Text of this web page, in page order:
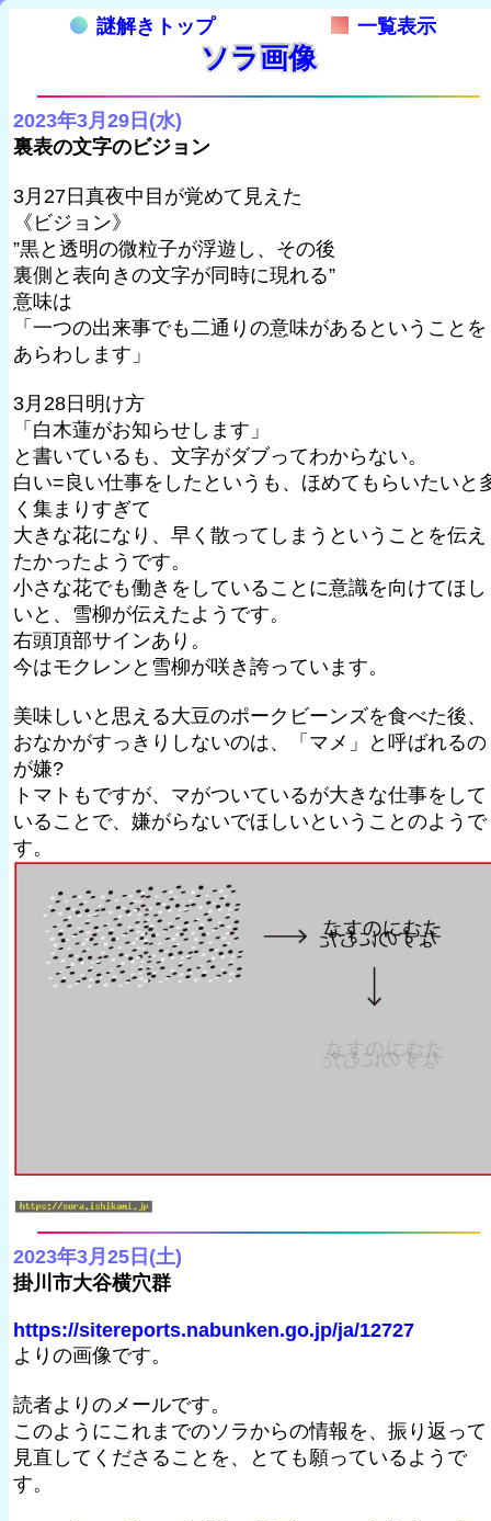
謎解きトップ 一覧表示
ソラ画像
2023年3月29日(水)
裏表の文字のビジョン
3月27日真夜中目が覚めて見えた
《ビジョン》
”黒と透明の微粒子が浮遊し、その後
裏側と表向きの文字が同時に現れる”
意味は
「一つの出来事でも二通りの意味があるということを
あらわします」
3月28日明け方
「白木蓮がお知らせします」
と書いているも、文字がダブってわからない。
白い=良い仕事をしたというも、ほめてもらいたいと
く集まりすぎて
大きな花になり、早く散ってしまうということを伝え
たかったようです。
小さな花でも働きをしていることに意識を向けてほし
いと、雪柳が伝えたようです。
右頭頂部サインあり。
今はモクレンと雪柳が咲き誇っています。
美味しいと思える大豆のポークビーンズを食べた後、
おなかがすっきりしないのは、「マメ」と呼ばれるの
が嫌?
トマトもですが、マがついているが大きな仕事をして
いることで、嫌がらないでほしいということのようで
す。
2023年3月25日(土)
掛川市大谷横穴群
https://sitereports.nabunken.go.jp/ja/12727
よりの画像です。
読者よりのメールです。
このようにこれまでのソラからの情報を、振り返って
見直してくださることを、とても願っているようで
す。